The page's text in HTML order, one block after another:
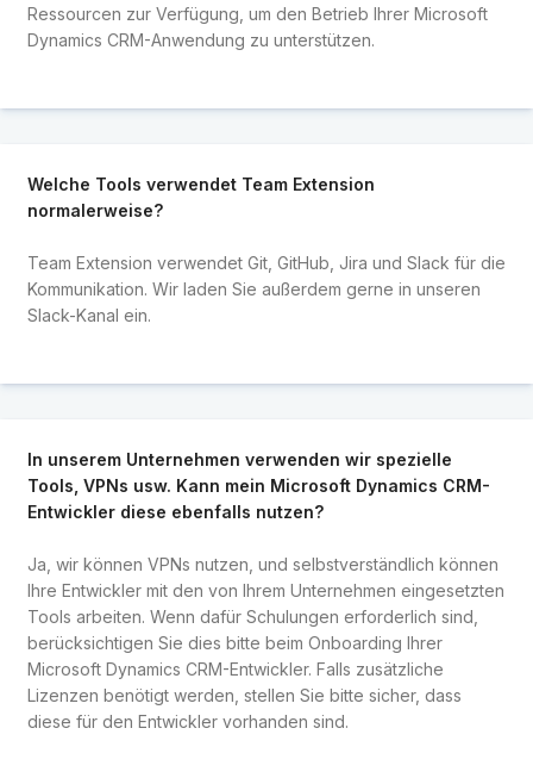
Ressourcen zur Verfügung, um den Betrieb Ihrer Microsoft
Dynamics CRM-Anwendung zu unterstützen.
Welche Tools verwendet Team Extension
normalerweise?
Team Extension verwendet Git, GitHub, Jira und Slack für die
Kommunikation. Wir laden Sie außerdem gerne in unseren
Slack-Kanal ein.
In unserem Unternehmen verwenden wir spezielle
Tools, VPNs usw. Kann mein Microsoft Dynamics CRM-
Entwickler diese ebenfalls nutzen?
Ja, wir können VPNs nutzen, und selbstverständlich können
Ihre Entwickler mit den von Ihrem Unternehmen eingesetzten
Tools arbeiten. Wenn dafür Schulungen erforderlich sind,
berücksichtigen Sie dies bitte beim Onboarding Ihrer
Microsoft Dynamics CRM-Entwickler. Falls zusätzliche
Lizenzen benötigt werden, stellen Sie bitte sicher, dass
diese für den Entwickler vorhanden sind.